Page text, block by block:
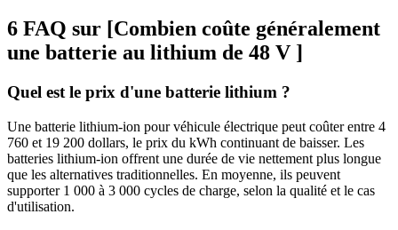
6 FAQ sur [Combien coûte généralement
une batterie au lithium de 48 V ]
Quel est le prix d'une batterie lithium ?
Une batterie lithium-ion pour véhicule électrique peut coûter entre 4
760 et 19 200 dollars, le prix du kWh continuant de baisser. Les
batteries lithium-ion offrent une durée de vie nettement plus longue
que les alternatives traditionnelles. En moyenne, ils peuvent
supporter 1 000 à 3 000 cycles de charge, selon la qualité et le cas
d'utilisation.